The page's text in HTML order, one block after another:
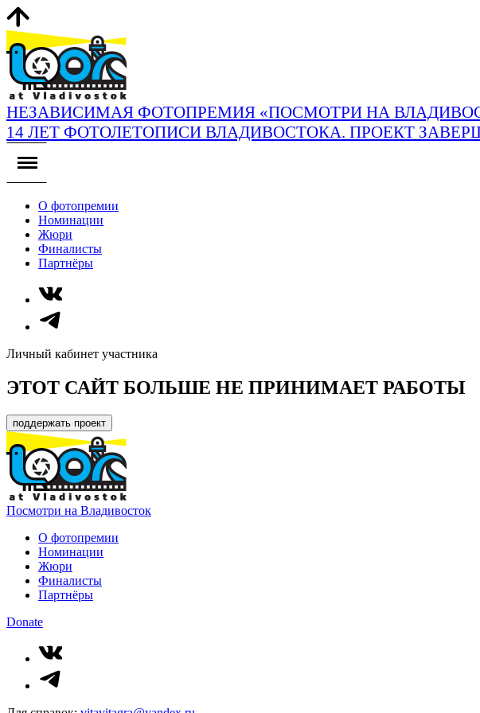
НЕЗАВИСИМАЯ ФОТОПРЕМИЯ «ПОСМОТРИ НА
14 ЛЕТ ФОТОЛЕТОПИСИ ВЛАДИВОСТОКА. ПРОЕКТ
О фотопремии
Номинации
Жюри
Финалисты
Партнёры
Личный кабинет участника
ЭТОТ САЙТ БОЛЬШЕ НЕ ПРИНИМАЕТ РАБОТЫ
поддержать проект
Посмотри на Владивосток
О фотопремии
Номинации
Жюри
Финалисты
Партнёры
Donate